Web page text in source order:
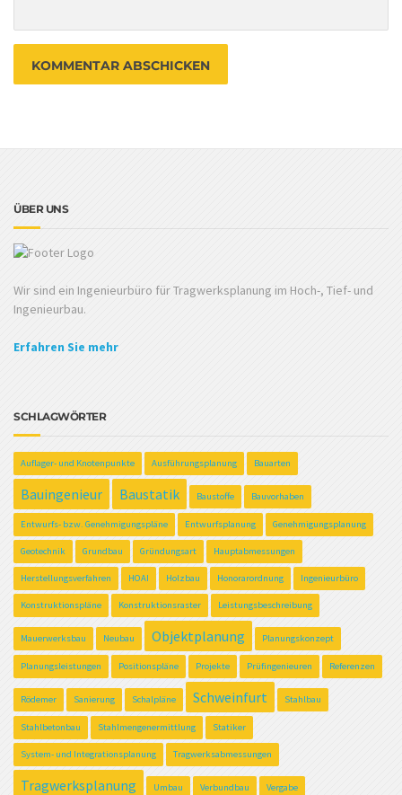
ÜBER UNS
Wir sind ein Ingenieurbüro für Tragwerksplanung im Hoch-, Tief- und
Ingenieurbau.
Erfahren Sie mehr
SCHLAGWÖRTER
Auflager- und Knotenpunkte Ausführungsplanung Bauarten
Bauingenieur Baustatik Baustoffe Bauvorhaben
Entwurfs- bzw. Genehmigungspläne Entwurfsplanung Genehmigungsplanung
Geotechnik Grundbau Gründungsart Hauptabmessungen
Herstellungsverfahren HOAI Holzbau Honorarordnung Ingenieurbüro
Konstruktionspläne Konstruktionsraster Leistungsbeschreibung
Mauerwerksbau Neubau Objektplanung Planungskonzept
Planungsleistungen Positionspläne Projekte Prüfingenieuren Referenzen
Rödemer Sanierung Schalpläne Schweinfurt Stahlbau
Stahlbetonbau Stahlmengenermittlung Statiker
System- und Integrationsplanung Tragwerksabmessungen
Tragwerksplanung Umbau Verbundbau Vergabe